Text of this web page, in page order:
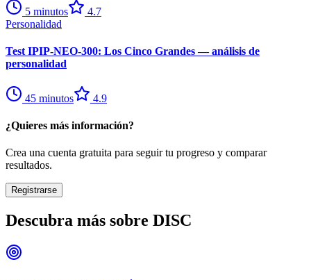
5 minutos
4.7
Personalidad
Test IPIP-NEO-300: Los Cinco Grandes — análisis de
personalidad
45 minutos 4.9
¿Quieres más información?
Crea una cuenta gratuita para seguir tu progreso y comparar
resultados.
Registrarse
Descubra más sobre DISC